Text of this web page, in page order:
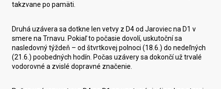
takzvane po pamäti.
Druhá uzávera sa dotkne len vetvy z D4 od Jaroviec na D1 v
smere na Trnavu. Pokiaľ to počasie dovolí, uskutoční sa
nasledovný týždeň – od štvrtkovej polnoci (18.6.) do nedeľných
(21.6.) poobedných hodín. Počas uzávery sa dokončí už trvalé
vodorovné a zvislé dopravné značenie.